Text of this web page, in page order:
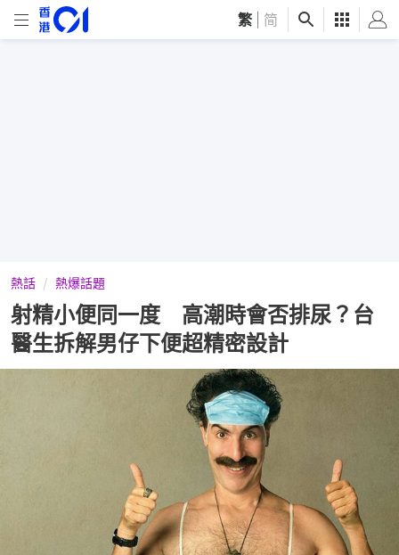
繁 简
熱話 熱爆話題
射精小便同一度 高潮時會否排尿？台
醫生拆解男仔下便超精密設計